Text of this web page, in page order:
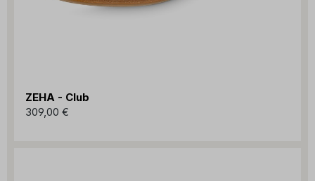
ZEHA - Club
309,00 €